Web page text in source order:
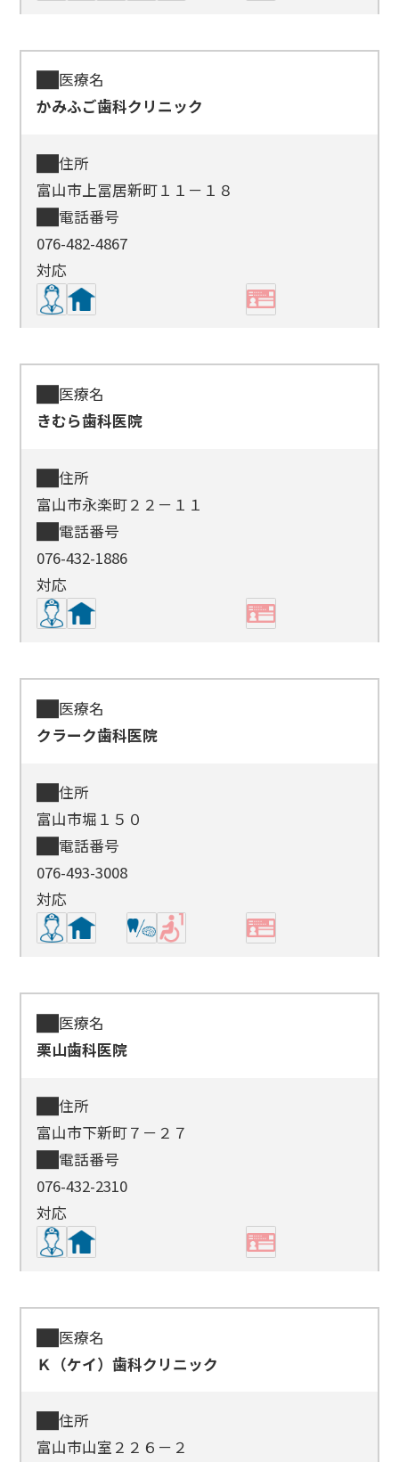
医療名
かみふご歯科クリニック
住所
富山市上冨居新町１１－１８
電話番号
076-482-4867
対応
医療名
きむら歯科医院
住所
富山市永楽町２２－１１
電話番号
076-432-1886
対応
医療名
クラーク歯科医院
住所
富山市堀１５０
電話番号
076-493-3008
対応
医療名
栗山歯科医院
住所
富山市下新町７－２７
電話番号
076-432-2310
対応
医療名
Ｋ（ケイ）歯科クリニック
住所
富山市山室２２６－２